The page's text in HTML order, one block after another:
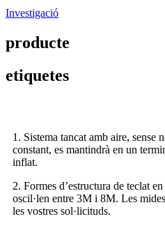
Investigació
producte
etiquetes
1. Sistema tancat amb aire, sense
constant, es mantindrà en un
inflat.
2. Formes d’estructura de teclat
oscil·len entre 3M i 8M. Les
les vostres sol·licituds.